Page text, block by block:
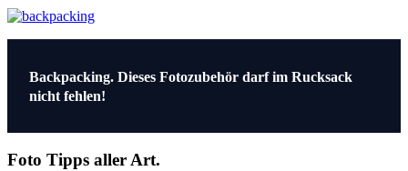
Beitragsnavigation
Vorheriger
Beitrag:
Backpacking. Dieses Fotozubehör darf im Rucksack
nicht fehlen!
Foto Tipps aller Art.